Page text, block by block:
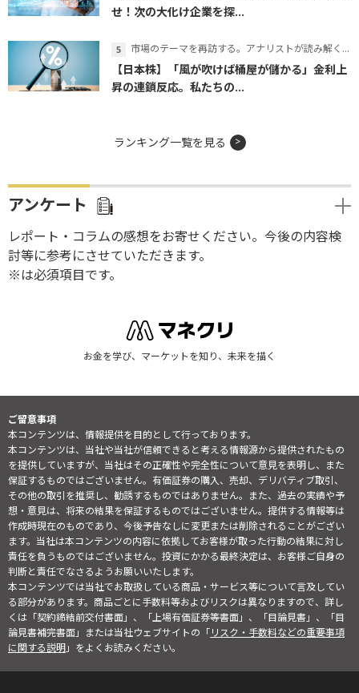
せ！次の大化け企業を探...
市場のテーマを再訪する。アナリストが読み解くテーマの本質
【日本株】「風が吹けば桶屋が儲かる」金利上
昇の連鎖反応。私たちの...
ランキング一覧を見る
アンケート
レポート・コラムの感想をお寄せください。今後の内容検
討等に参考にさせていただきます。
※は必須項目です。
お金を学び、マーケットを知り、未来を描く
ご留意事項
本コンテンツは、情報提供を目的として行っております。
本コンテンツは、当社や当社が信頼できると考える情報源から提供されたもの
を提供していますが、当社はその正確性や完全性について意見を表明し、また
保証するものではございません。有価証券の購入、売却、デリバティブ取引、
その他の取引を推奨し、勧誘するものではありません。また、過去の実績や予
想・意見は、将来の結果を保証するものではございません。提供する情報等は
作成時現在のものであり、今後予告なしに変更または削除されることがござい
ます。当社は本コンテンツの内容に依拠してお客様が取った行動の結果に対し
責任を負うものではございません。投資にかかる最終決定は、お客様ご自身の
判断と責任でなさるようお願いいたします。
本コンテンツでは当社でお取扱している商品・サービス等について言及してい
る部分があります。商品ごとに手数料等およびリスクは異なりますので、詳し
くは「契約締結前交付書面」、「上場有価証券等書面」、「目論見書」、「目
論見書補完書面」または当社ウェブサイトの「リスク・手数料などの重要事項
に関する説明」をよくお読みください。